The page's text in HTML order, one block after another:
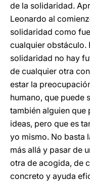
de la solidaridad.
Leonardo al
solidaridad como
cualquier obstáculo.
solidaridad no hay
de cualquier otra
estar la
humano, que puede
también alguien que
ideas, pero que es
yo mismo. No basta
más allá y pasar de
otra de acogida, de
concreto y ayuda